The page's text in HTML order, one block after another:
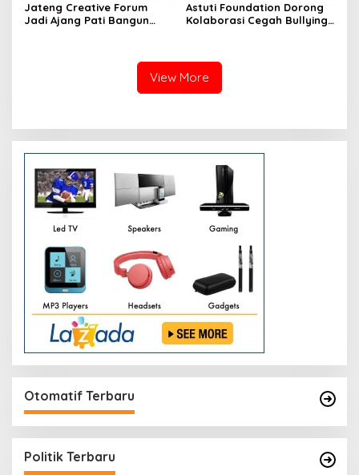
Jateng Creative Forum
Jadi Ajang Pati Bangun
Astuti Foundation Dorong
Kolaborasi Cegah Bullying
View More
Otomatif Terbaru
Politik Terbaru